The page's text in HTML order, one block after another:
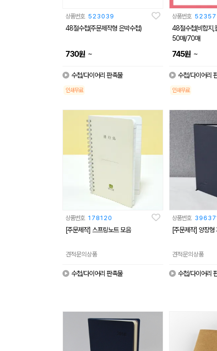
상품번호 523039
48절수첩(주문제작형 은박수첩)
730원 ~
수첩/다이어리 판촉물
인쇄무료
상품번호
48절수첩(비합지,
50매/70매
745원 ~
수첩/다이어리
인쇄무료
상품번호 178120
[주문제작] 스프링노트 모음
견적문의상품
수첩/다이어리 판촉물
상품번호
[주문제작] 양장형
견적문의상품
수첩/다이어리